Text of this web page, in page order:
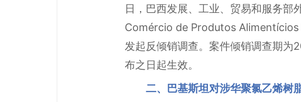
日，巴西发展、工业、贸易和服务
Comércio de Produtos Alimentícios
发起反倾销调查。案件倾销调查期
布之日起生效。
二、巴基斯坦对涉华聚氯乙烯树